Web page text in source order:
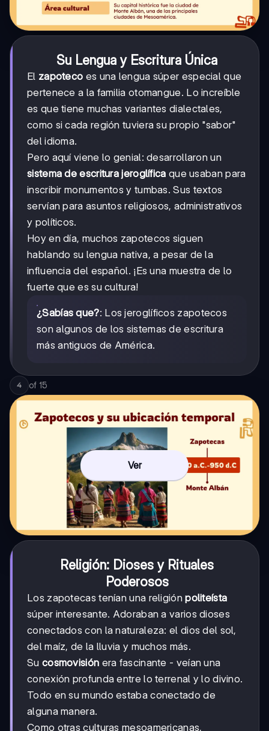
Su Lengua y Escritura Única
El zapoteco es una lengua súper especial que
pertenece a la familia otomangue. Lo increíble
es que tiene muchas variantes dialectales,
como si cada región tuviera su propio "sabor"
del idioma.
Pero aquí viene lo genial: desarrollaron un
sistema de escritura jeroglífica que usaban para
inscribir monumentos y tumbas. Sus textos
servían para asuntos religiosos, administrativos
y políticos.
Hoy en día, muchos zapotecos siguen
hablando su lengua nativa, a pesar de la
influencia del español. ¡Es una muestra de lo
fuerte que es su cultura!
¿Sabías que?: Los jeroglíficos zapotecos
son algunos de los sistemas de escritura
más antiguos de América.
4 of 15
Ver
Religión: Dioses y Rituales
Poderosos
Los zapotecas tenían una religiónpoliteísta
súper interesante. Adoraban a varios dioses
conectados con la naturaleza: el dios del sol,
del maíz, de la lluvia y muchos más.
Su cosmovisión era fascinante - veían una
conexión profunda entre lo terrenal y lo divino.
Todo en su mundo estaba conectado de
alguna manera.
Como otras culturas mesoamericanas,